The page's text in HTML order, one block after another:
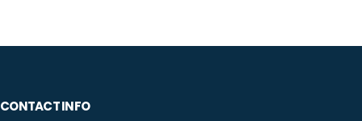
CONTACT INFO